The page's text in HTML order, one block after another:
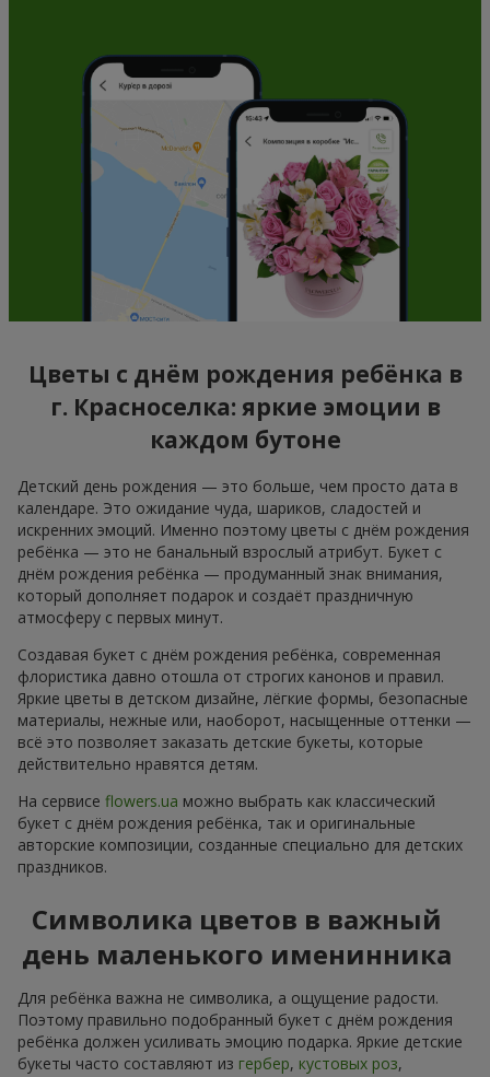
Цветы с днём рождения ребёнка в
г. Красноселка: яркие эмоции в
каждом бутоне
Детский день рождения — это больше, чем просто дата в
календаре. Это ожидание чуда, шариков, сладостей и
искренних эмоций. Именно поэтому цветы с днём рождения
ребёнка — это не банальный взрослый атрибут. Букет с
днём рождения ребёнка — продуманный знак внимания,
который дополняет подарок и создаёт праздничную
атмосферу с первых минут.
Создавая букет с днём рождения ребёнка, современная
флористика давно отошла от строгих канонов и правил.
Яркие цветы в детском дизайне, лёгкие формы, безопасные
материалы, нежные или, наоборот, насыщенные оттенки —
всё это позволяет заказать детские букеты, которые
действительно нравятся детям.
На сервисе flowers.ua можно выбрать как классический
букет с днём рождения ребёнка, так и оригинальные
авторские композиции, созданные специально для детских
праздников.
Символика цветов в важный
день маленького именинника
Для ребёнка важна не символика, а ощущение радости.
Поэтому правильно подобранный букет с днём рождения
ребёнка должен усиливать эмоцию подарка. Яркие детские
букеты часто составляют из гербер, кустовых роз,